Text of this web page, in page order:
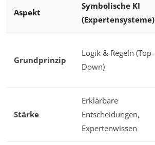
Aspekt
Symbolische KI
(Expertensysteme)
Grundprinzip
Logik & Regeln (Top-
Down)
Stärke
Erklärbare
Entscheidungen,
Expertenwissen